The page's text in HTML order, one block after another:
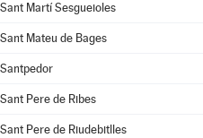
Sant Martí Sesgueioles
Sant Mateu de Bages
Santpedor
Sant Pere de Ribes
Sant Pere de Riudebitlles